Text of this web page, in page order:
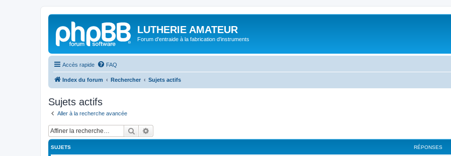
LUTHERIE AMATEUR
Forum d'entraide à la fabrication d'instruments
Accès rapide FAQ
Index du forum Rechercher Sujets actifs
Sujets actifs
Aller à la recherche avancée
Rechercher
SUJETS RÉPONSES